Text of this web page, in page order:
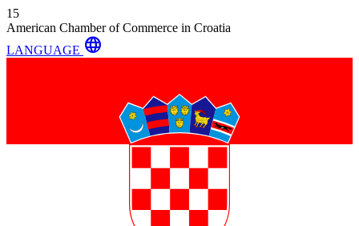
15
American Chamber of Commerce in Croatia
LANGUAGE language